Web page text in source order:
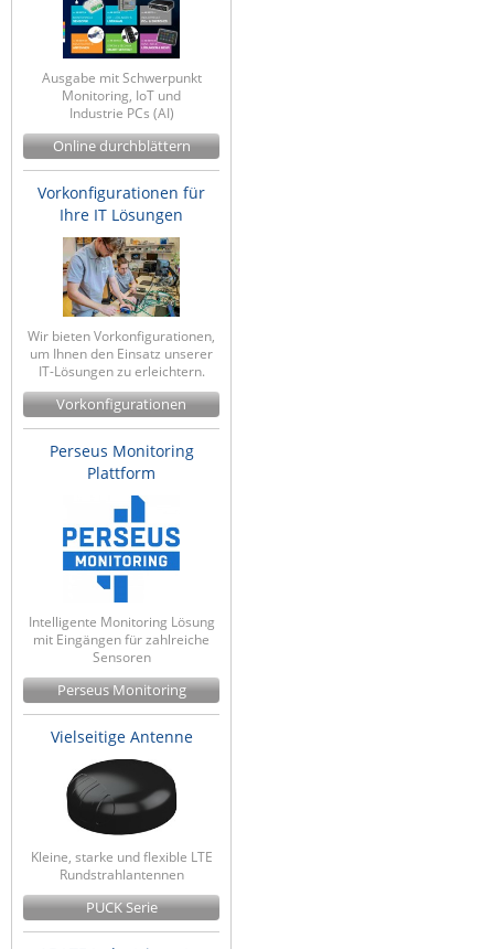
News zu unseren Herstellern
Ausgabe mit Schwerpunkt
Monitoring, IoT und
Industrie PCs (AI)
Online durchblättern
Vorkonfigurationen für
Ihre IT Lösungen
Wir bieten Vorkonfigurationen,
um Ihnen den Einsatz unserer
IT-Lösungen zu erleichtern.
Vorkonfigurationen
Perseus Monitoring
Plattform
Intelligente Monitoring Lösung
mit Eingängen für zahlreiche
Sensoren
Perseus Monitoring
Vielseitige Antenne
Kleine, starke und flexible LTE
Rundstrahlantennen
PUCK Serie